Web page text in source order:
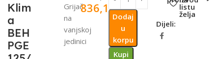
Klim
a
BEH
PGE
Grijač
na
vanjskoj
jedinici
836,10KM
Dodaj
u
korpu
Kupi
listu
želja
Dijeli: